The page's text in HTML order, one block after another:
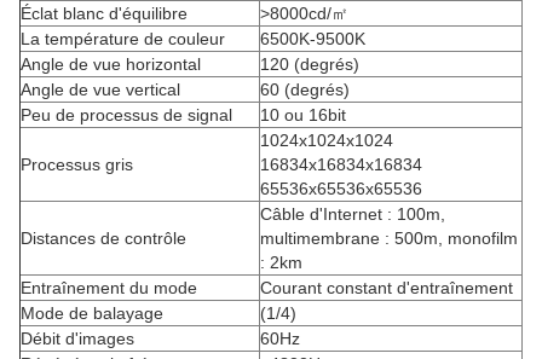
Éclat blanc d'équilibre
>8000cd/㎡
La température de couleur
6500K-9500K
Angle de vue horizontal
120 (degrés)
Angle de vue vertical
60 (degrés)
Peu de processus de signal
10 ou 16bit
Processus gris
1024x1024x1024
16834x16834x16834
65536x65536x65536
Distances de contrôle
Câble d'Internet : 100m,
multimembrane : 500m, monofilm
: 2km
Entraînement du mode
Courant constant d'entraînement
Mode de balayage
(1/4)
Débit d'images
60Hz